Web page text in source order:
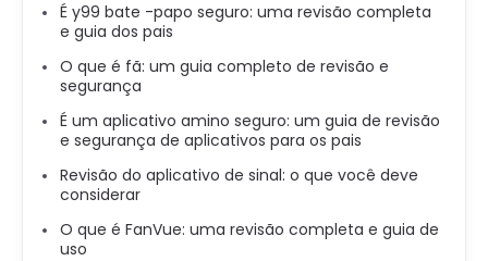
É y99 bate -papo seguro: uma revisão completa
e guia dos pais
O que é fã: um guia completo de revisão e
segurança
É um aplicativo amino seguro: um guia de revisão
e segurança de aplicativos para os pais
Revisão do aplicativo de sinal: o que você deve
considerar
O que é FanVue: uma revisão completa e guia de
uso